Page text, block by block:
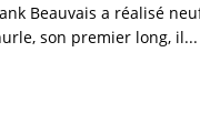
Beauvais a réalisé
son premier long, il...